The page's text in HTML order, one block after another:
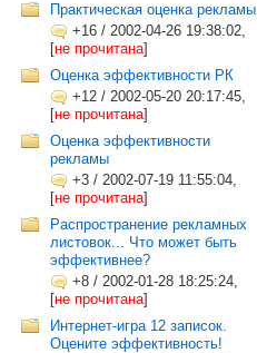
Практическая оценка рекламы
+16 / 2002-04-26 19:38:02,
[не прочитана]
Оценка эффективности РК
+12 / 2002-05-20 20:17:45,
[не прочитана]
Оценка эффективности
рекламы
+3 / 2002-07-19 11:55:04,
[не прочитана]
Распространение рекламных
листовок... Что может быть
эффективнее?
+8 / 2002-01-28 18:25:24,
[не прочитана]
Интернет-игра 12 записок.
Оцените эффективность!